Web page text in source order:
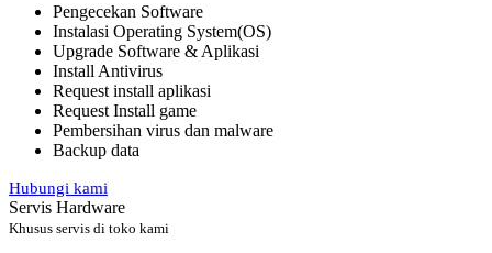
Pengecekan Software
Instalasi Operating System(OS)
Upgrade Software & Aplikasi
Install Antivirus
Request install aplikasi
Request Install game
Pembersihan virus dan malware
Backup data
Hubungi kami
Servis Hardware
Khusus servis di toko kami